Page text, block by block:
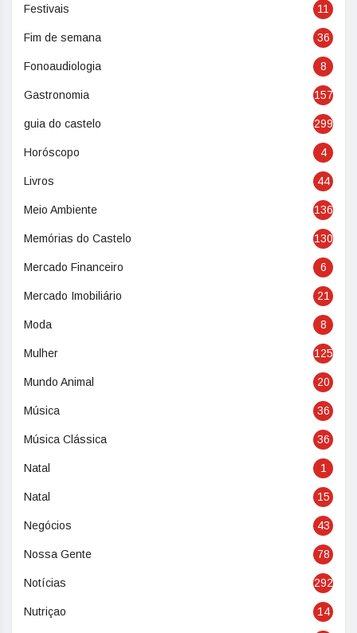
Festivais 11
Fim de semana 36
Fonoaudiologia 8
Gastronomia 157
guia do castelo 299
Horóscopo 4
Livros 44
Meio Ambiente 136
Memórias do Castelo 130
Mercado Financeiro 6
Mercado Imobiliário 21
Moda 8
Mulher 125
Mundo Animal 20
Música 36
Música Clássica 36
Natal 1
Natal 15
Negócios 43
Nossa Gente 78
Notícias 292
Nutriçao 14